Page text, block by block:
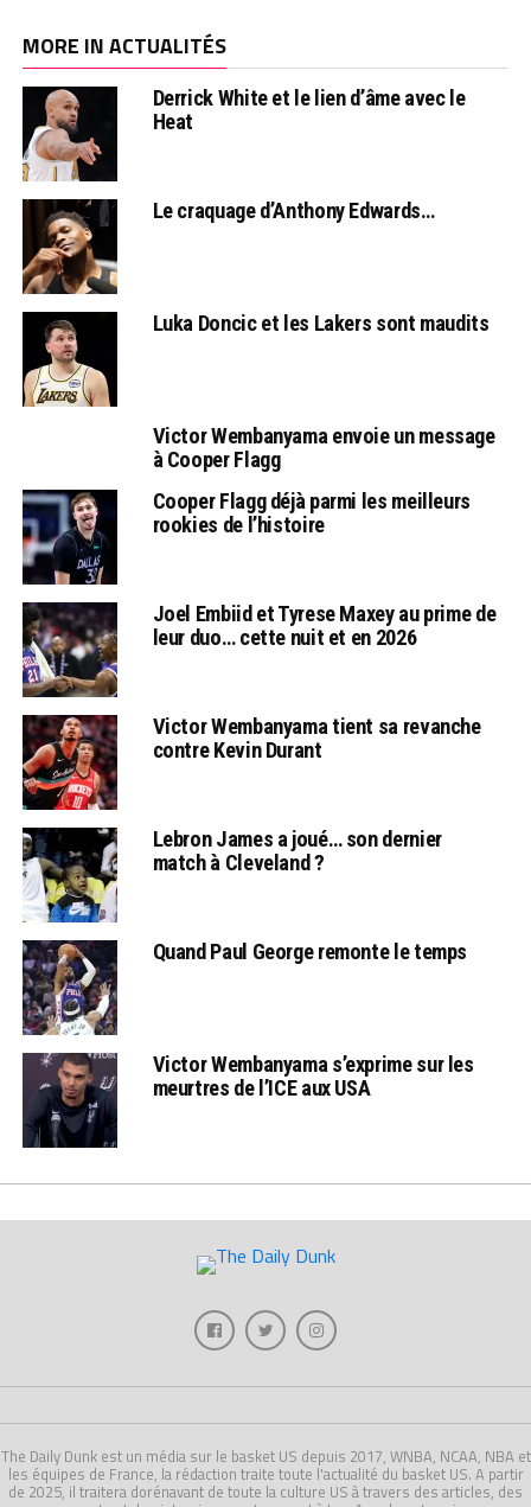
MORE IN ACTUALITÉS
Derrick White et le lien d’âme avec le
Heat
Le craquage d’Anthony Edwards…
Luka Doncic et les Lakers sont maudits
Victor Wembanyama envoie un message
à Cooper Flagg
Cooper Flagg déjà parmi les meilleurs
rookies de l’histoire
Joel Embiid et Tyrese Maxey au prime de
leur duo… cette nuit et en 2026
Victor Wembanyama tient sa revanche
contre Kevin Durant
Lebron James a joué… son dernier
match à Cleveland ?
Quand Paul George remonte le temps
Victor Wembanyama s’exprime sur les
meurtres de l’ICE aux USA
The Daily Dunk est un média sur le basket US depuis 2017, WNBA, NCAA, NBA et
les équipes de France, la rédaction traite toute l'actualité du basket US. A partir
de 2025, il traitera dorénavant de toute la culture US à travers des articles, des